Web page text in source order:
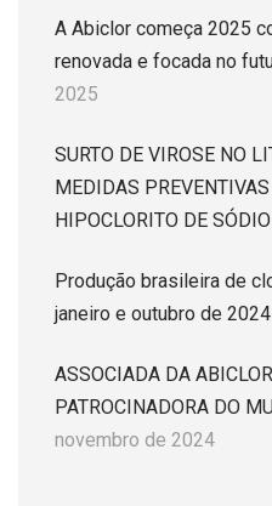
A Abiclor começa 2025
renovada e focada no
2025
SURTO DE VIROSE NO
MEDIDAS
HIPOCLORITO DE SÓDIO
Produção brasileira de
janeiro e outubro de 2024
ASSOCIADA DA
PATROCINADORA DO
novembro de 2024